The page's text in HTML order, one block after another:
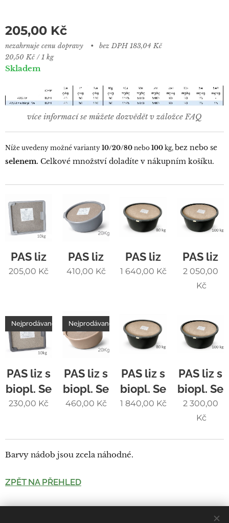
205,00 Kč
nezahrnuje cenu dopravy
bez DPH 183,04 Kč
20,50 Kč / 1 kg
Skladem
více informací se můžete dozvědět v záložce FAQ
Níže uvedeny možné varianty 10/20/80 nebo 100 kg, bez nebo se
selenem. Celkové množství doladíte v nákupním košíku.
PAS liz
205,00 Kč
PAS liz
410,00 Kč
PAS liz
1 640,00 Kč
PAS liz
2 050,00
Kč
PAS liz s
biopl. Se
Nejprodávanější
230,00 Kč
PAS liz s
biopl. Se
Nejprodávanější
460,00 Kč
PAS liz s
biopl. Se
1 840,00 Kč
PAS liz s
biopl. Se
2 300,00
Kč
Barvy nádob jsou zcela náhodné.
ZPĚT NA PŘEHLED